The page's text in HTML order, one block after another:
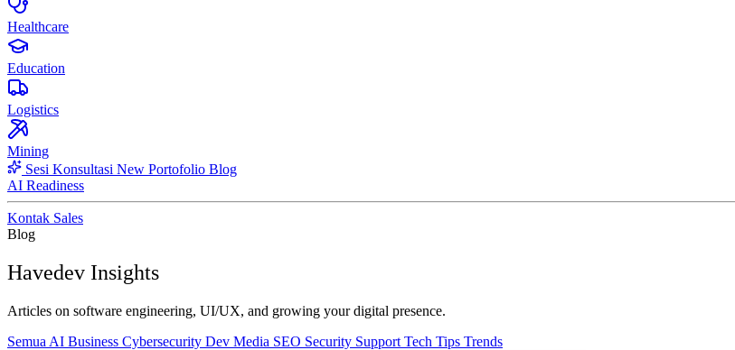
Healthcare
Education
Logistics
Mining
Sesi Konsultasi New Portofolio Blog
AI Readiness
Kontak Sales
Blog
Havedev Insights
Articles on software engineering, UI/UX, and growing your digital presence.
Semua AI Business Cybersecurity Dev Media SEO Security Support Tech Tips Trends